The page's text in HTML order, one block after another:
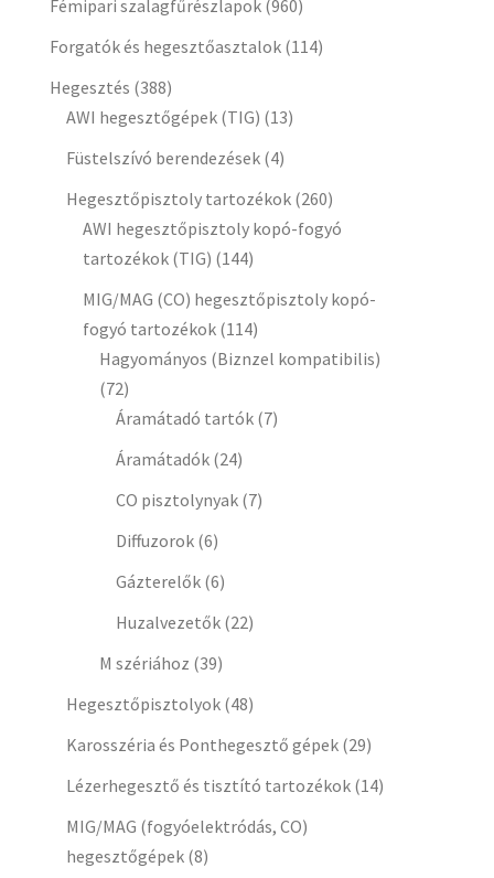
Fémipari szalagfűrészlapok (960)
Forgatók és hegesztőasztalok (114)
Hegesztés (388)
AWI hegesztőgépek (TIG) (13)
Füstelszívó berendezések (4)
Hegesztőpisztoly tartozékok (260)
AWI hegesztőpisztoly kopó-fogyó
tartozékok (TIG) (144)
MIG/MAG (CO) hegesztőpisztoly kopó-
fogyó tartozékok (114)
Hagyományos (Biznzel kompatibilis)
(72)
Áramátadó tartók (7)
Áramátadók (24)
CO pisztolynyak (7)
Diffuzorok (6)
Gázterelők (6)
Huzalvezetők (22)
M szériához (39)
Hegesztőpisztolyok (48)
Karosszéria és Ponthegesztő gépek (29)
Lézerhegesztő és tisztító tartozékok (14)
MIG/MAG (fogyóelektródás, CO)
hegesztőgépek (8)